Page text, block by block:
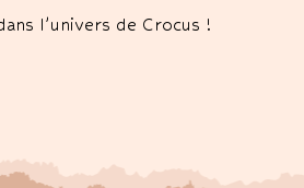
l’univers de Crocus !